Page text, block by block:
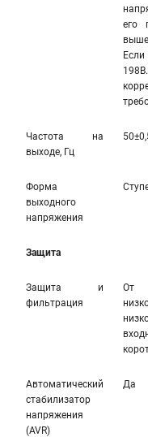
его
Частота на
выходе, Гц
Форма
выходного
напряжения
Защита
Защита и
фильтрация
От
Автоматический
стабилизатор
напряжения
(AVR)
Да